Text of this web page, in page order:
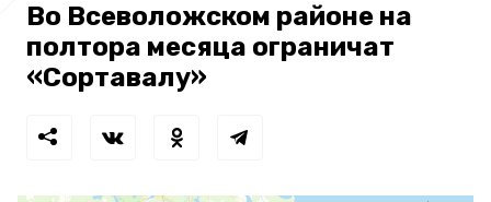
Во Всеволожском районе на
полтора месяца ограничат
«Сортавалу»